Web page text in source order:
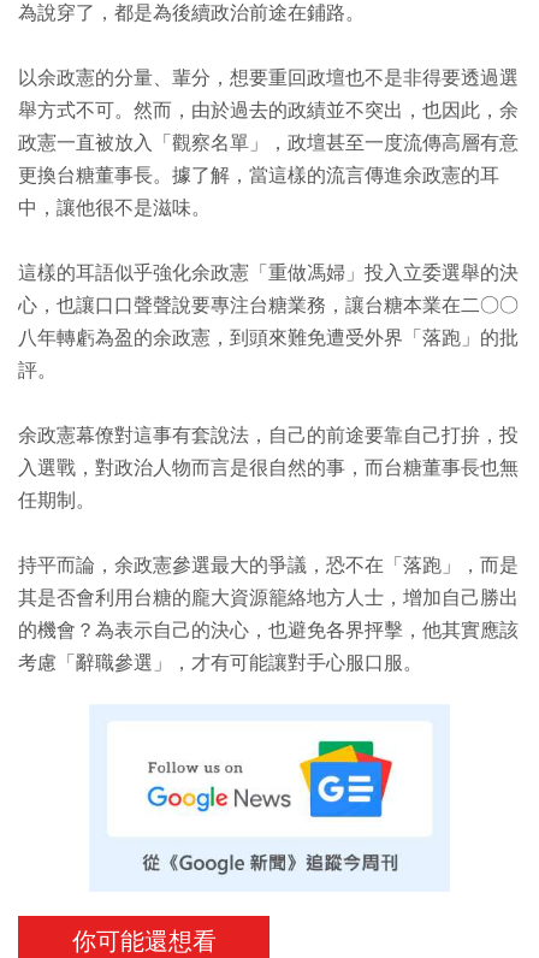
為說穿了，都是為後續政治前途在鋪路。
以余政憲的分量、輩分，想要重回政壇也不是非得要透過選
舉方式不可。然而，由於過去的政績並不突出，也因此，余
政憲一直被放入「觀察名單」，政壇甚至一度流傳高層有意
更換台糖董事長。據了解，當這樣的流言傳進余政憲的耳
中，讓他很不是滋味。
這樣的耳語似乎強化余政憲「重做馮婦」投入立委選舉的決
心，也讓口口聲聲說要專注台糖業務，讓台糖本業在二○○
八年轉虧為盈的余政憲，到頭來難免遭受外界「落跑」的批
評。
余政憲幕僚對這事有套說法，自己的前途要靠自己打拚，投
入選戰，對政治人物而言是很自然的事，而台糖董事長也無
任期制。
持平而論，余政憲參選最大的爭議，恐不在「落跑」，而是
其是否會利用台糖的龐大資源籠絡地方人士，增加自己勝出
的機會？為表示自己的決心，也避免各界抨擊，他其實應該
考慮「辭職參選」，才有可能讓對手心服口服。
你可能還想看